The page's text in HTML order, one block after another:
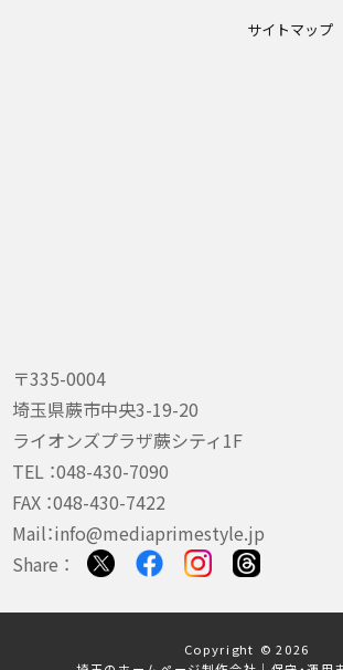
〒335-0004
埼玉県蕨市中央3-19-20
ライオンズプラザ蕨シティ1F
TEL ：048-430-7090
FAX ：048-430-7422
Mail：info@mediaprimestyle.jp
Share ：
サイトマップ
Copyright © 2026